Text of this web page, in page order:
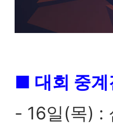
■ 대회 중계
- 16일(목) :